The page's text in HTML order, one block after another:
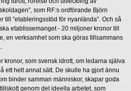
som RF:s ordförande Björn
till ”etableringsstöd för nyanlända”. Och så
etablissemanget - 20 miljoner kronor till
en verksamhet som ska göras tillsammans
kronor, som svensk idrott, om ledarna själva
ett helt annat sätt. De skulle ha gjort ännu
binder samman människor, skapar goda
genom det ideella arbetet, som